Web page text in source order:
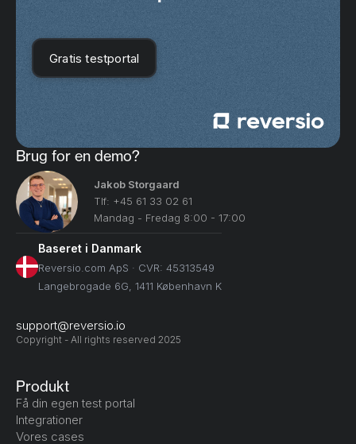
Gratis testportal
Brug for en demo?
Jakob Storgaard
Tlf: +45 61 33 02 61
Mandag - Fredag 8:00 - 17:00
Baseret i Danmark
Reversio.com ApS · CVR: 45313549
Langebrogade 6G, 1411 København K
support@reversio.io
Copyright - All rights reserved 2025
Produkt
Få din egen test portal
Integrationer
Vores cases